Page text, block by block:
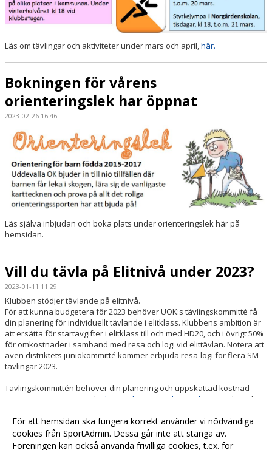
Läs om tävlingar och aktiviteter under mars och april,här.
Bokningen för vårens
orienteringslek har öppnat
2023-02-26 16:46
Läs själva inbjudan och boka plats under orienteringslek här på
hemsidan.
Vill du tävla på Elitnivå under 2023?
2023-01-11 11:29
Klubben stödjer tävlande på elitnivå.
För att kunna budgetera för 2023 behöver UOK:s tävlingskommitté få
din planering för individuellt tävlande i elitklass. Klubbens ambition är
att ersätta för startavgifter i elitklass till och med HD20, och i övrigt 50%
för omkostnader i samband med resa och logi vid elittävlan. Notera att
även distriktets juniokommitté kommer erbjuda resa-logi för flera SM-
tävlingar 2023.
Tävlingskommittén behöver din planering och uppskattad kostnad
senast 22 januari . Kontakt thomas bergstrand @ gmail
Budget ska
årsmötet 15 februari.
För att hemsidan ska fungera korrekt använder vi nödvändiga
cookies från SportAdmin. Dessa går inte att stänga av.
Föreningen kan också använda frivilliga cookies, t.ex. för